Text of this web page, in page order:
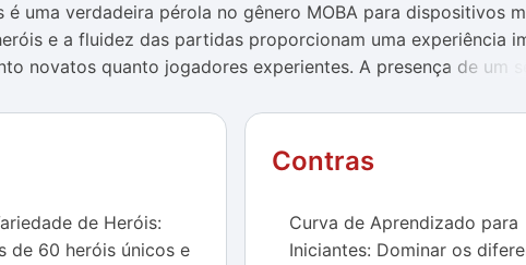
é uma verdadeira pérola no gênero MOBA para dispositivos
e a fluidez das partidas proporcionam uma experiência
novatos quanto jogadores experientes. A presença de um
podem atrapalhar em momentos decisivos. Se você gosta
em um ambiente repleto de adrenalina, recomendo
ao
. É um jogo que pode se tornar viciante
de Heróis:
de 60 heróis únicos e
Contras
Curva de Aprendizado para
Iniciantes: Dominar os